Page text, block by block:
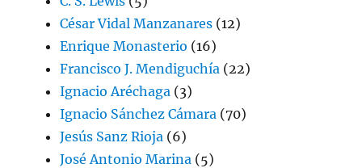
César Vidal Manzanares (12)
Enrique Monasterio (16)
Francisco J. Mendiguchía (22)
Ignacio Aréchaga (3)
Ignacio Sánchez Cámara (70)
Jesús Sanz Rioja (6)
José Antonio Marina (5)